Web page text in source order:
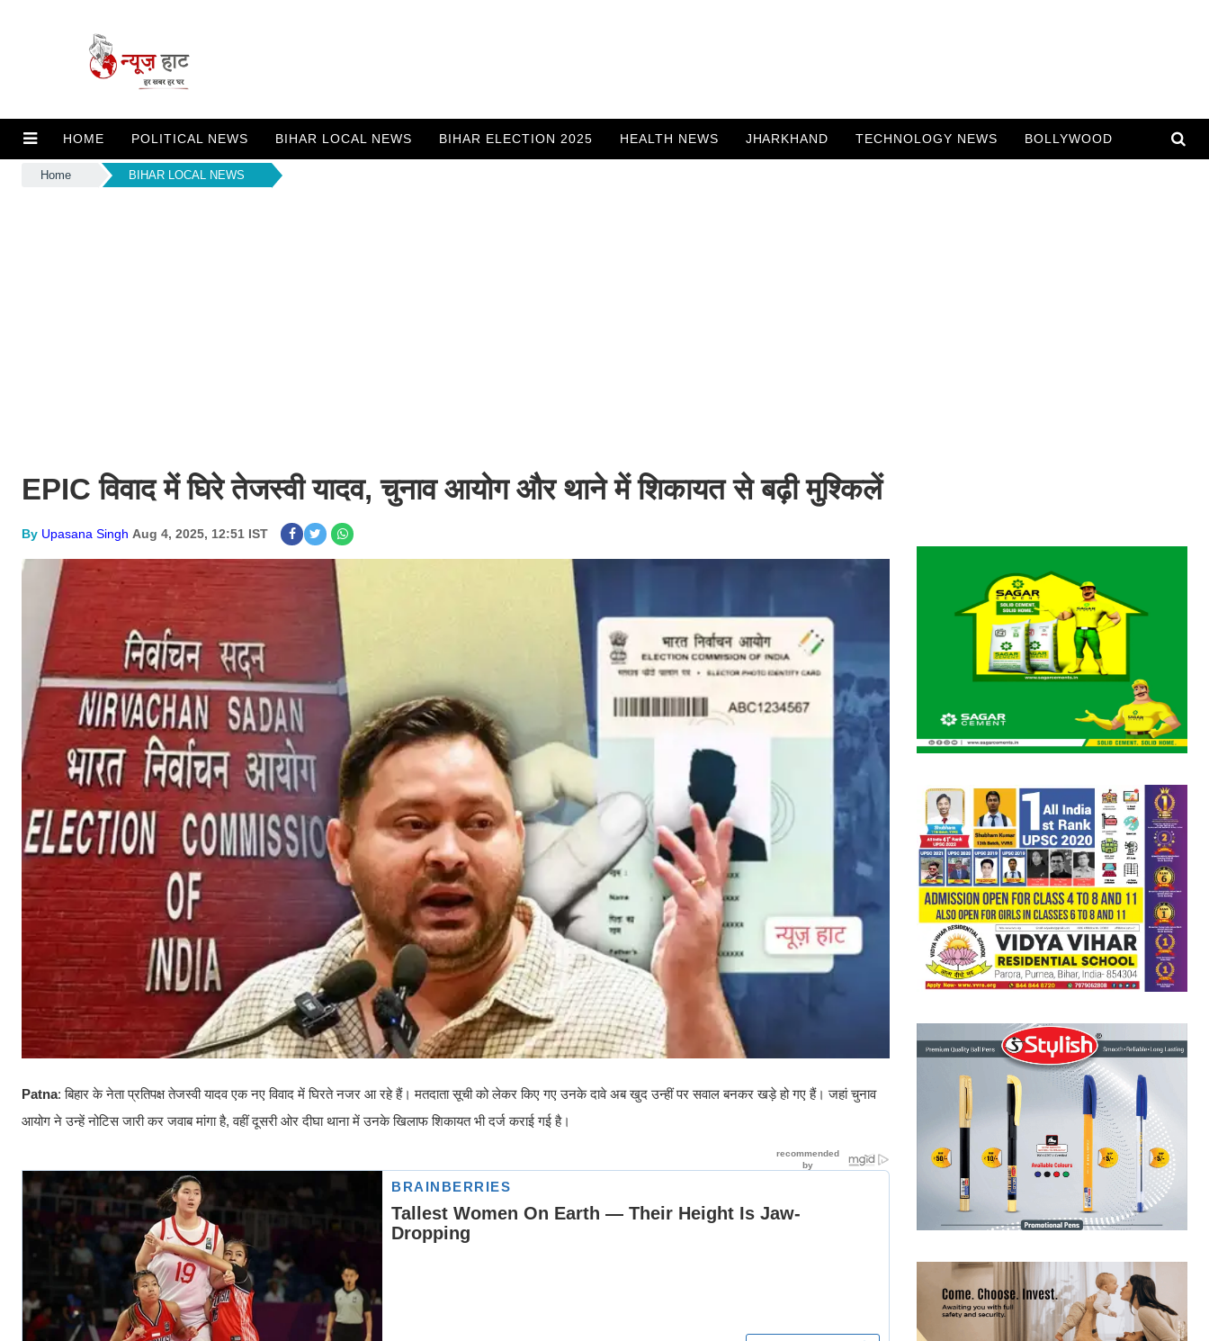
HOME POLITICAL NEWS BIHAR LOCAL NEWS BIHAR ELECTION 2025 HEALTH NEWS JHARKHAND TECHNOLOGY NEWS BOLLYWOOD
Home BIHAR LOCAL NEWS
EPIC विवाद में घिरे तेजस्वी यादव, चुनाव आयोग और थाने में शिकायत से बढ़ी मुश्किलें
By Upasana Singh Aug 4, 2025, 12:51 IST
Patna: बिहार के नेता प्रतिपक्ष तेजस्वी यादव एक नए विवाद में घिरते नजर आ रहे हैं। मतदाता सूची को लेकर किए गए उनके दावे अब खुद उन्हीं पर सवाल बनकर खड़े हो गए हैं। जहां चुनाव
आयोग ने उन्हें नोटिस जारी कर जवाब मांगा है, वहीं दूसरी ओर दीघा थाना में उनके खिलाफ शिकायत भी दर्ज कराई गई है।